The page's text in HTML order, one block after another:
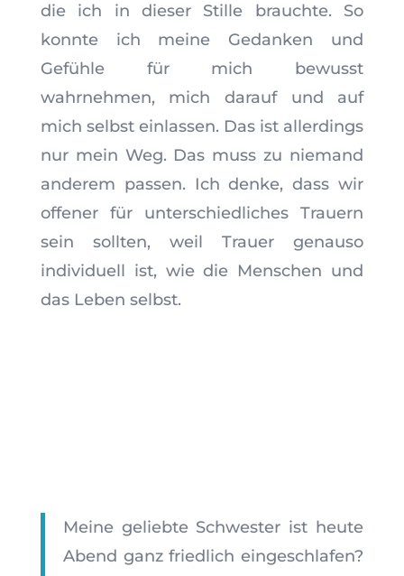
die ich in dieser Stille brauchte. So
konnte ich meine Gedanken und
Gefühle für mich bewusst
wahrnehmen, mich darauf und auf
mich selbst einlassen. Das ist allerdings
nur mein Weg. Das muss zu niemand
anderem passen. Ich denke, dass wir
offener für unterschiedliches Trauern
sein sollten, weil Trauer genauso
individuell ist, wie die Menschen und
das Leben selbst.
Meine geliebte Schwester ist heute
Abend ganz friedlich eingeschlafen?